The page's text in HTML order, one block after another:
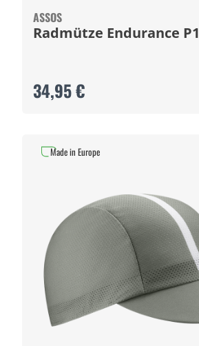
ASSOS
Radmütze Endurance P1
34,95 €
Made in Europe